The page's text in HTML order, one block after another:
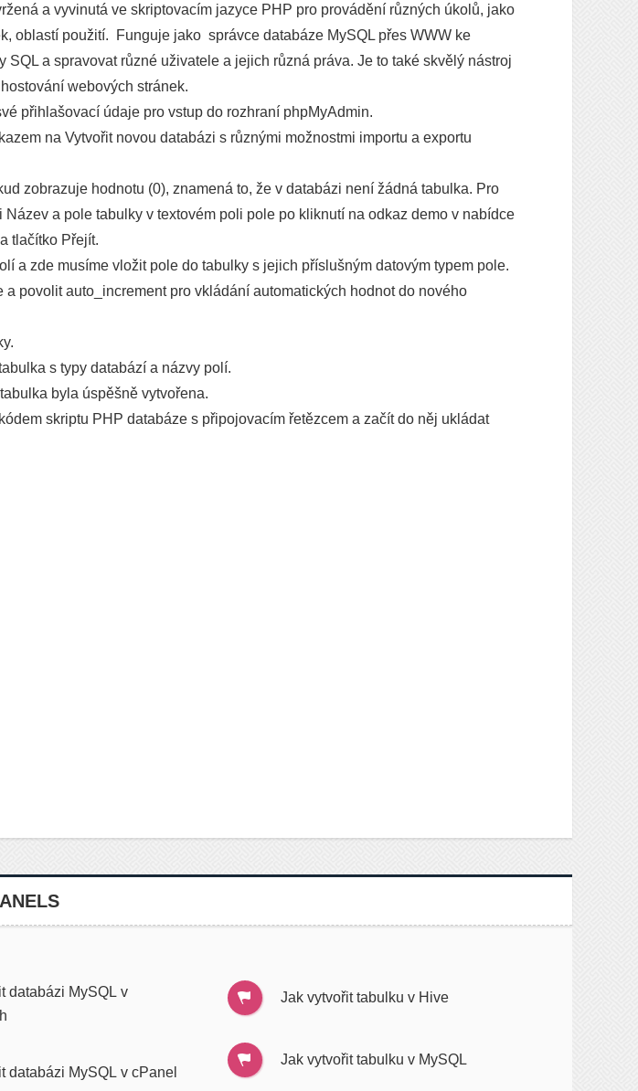
a vyvinutá ve skriptovacím jazyce PHP pro provádění různých úkolů, jako
oblastí použití. Funguje jako správce databáze MySQL přes WWW ke
a spravovat různé uživatele a jejich různá práva. Je to také skvělý nástroj
webových stránek.
přihlašovací údaje pro vstup do rozhraní phpMyAdmin.
na Vytvořit novou databázi s různými možnostmi importu a exportu
zobrazuje hodnotu (0), znamená to, že v databázi není žádná tabulka. Pro
a pole tabulky v textovém poli pole po kliknutí na odkaz demo v nabídce
tlačítko Přejít.
a zde musíme vložit pole do tabulky s jejich příslušným datovým typem pole.
povolit auto_increment pro vkládání automatických hodnot do nového
s typy databází a názvy polí.
byla úspěšně vytvořena.
skriptu PHP databáze s připojovacím řetězcem a začít do něj ukládat
databázi MySQL v
databázi MySQL v cPanel
Jak vytvořit tabulku v Hive
Jak vytvořit tabulku v MySQL